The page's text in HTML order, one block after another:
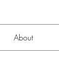
About